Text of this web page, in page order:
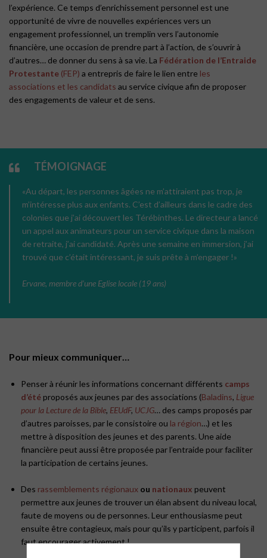
l’expérience. Ce temps d’enrichissement personnel est une
opportunité de vivre de nouvelles expériences vers un
engagement professionnel, un tremplin vers l’autonomie
financière, une occasion de prendre part à l’action, de s’ouvrir à
d’autres… de donner du sens à sa vie. La Fédération de l’Entraide
Protestante (FEP) a entrepris de faire le lien entre les
associations et les candidats au service civique afin de proposer
des engagements de valeur et de sens.
TÉMOIGNAGE
«Au départ, les personnes âgées ne m’attiraient pas trop, je
m’intéresse plus aux enfants. C’est d’ailleurs dans le cadre des
colonies que j’ai découvert les Térébinthes. Le directeur a lancé
un appel aux animateurs pour un service civique dans la maison
de retraite, j’ai candidaté. Après une semaine en immersion, j’ai
trouvé que c’était intéressant, je suis prête à m’engager !»
Ervane, membre d’une Eglise locale (19 ans)
Pour mieux communiquer…
Penser à réunir les informations concernant différents camps
d’été proposés aux jeunes par des associations (Baladins, Ligue
pour la Lecture de la Bible, EEUdF, UCJG… des camps proposés par
d’autres paroisses, par le consistoire ou la région…) et les
mettre à disposition des jeunes et des parents. Une aide
financière peut aussi être proposée par l’entraide pour faciliter
la participation de certains jeunes.
Des rassemblements régionaux ou nationaux peuvent
permettre aux jeunes de trouver un élan absent du niveau local,
faute de moyens ou de personnes. Leur enthousiasme peut
ensuite être contagieux, mais pour qu’ils y participent, parfois il
faut encourager activement !